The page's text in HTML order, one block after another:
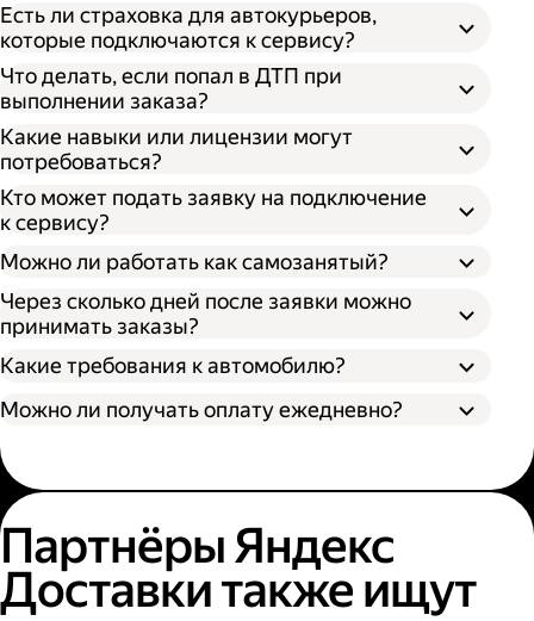
Есть ли страховка для автокурьеров,
которые подключаются к сервису?
Что делать, если попал в ДТП при
выполнении заказа?
Какие навыки или лицензии могут
потребоваться?
Кто может подать заявку на подключение
к сервису?
Можно ли работать как самозанятый?
Через сколько дней после заявки можно
принимать заказы?
Какие требования к автомобилю?
Можно ли получать оплату ежедневно?
Партнёры Яндекс
Доставки также ищут